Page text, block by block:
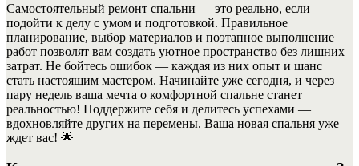
Самостоятельный ремонт спальни — это реально, если
подойти к делу с умом и подготовкой. Правильное
планирование, выбор материалов и поэтапное выполнение
работ позволят вам создать уютное пространство без лишних
затрат. Не бойтесь ошибок — каждая из них опыт и шанс
стать настоящим мастером. Начинайте уже сегодня, и через
пару недель ваша мечта о комфортной спальне станет
реальностью! Поддержите себя и делитесь успехами —
вдохновляйте других на перемены. Ваша новая спальня уже
ждет вас! 🌟